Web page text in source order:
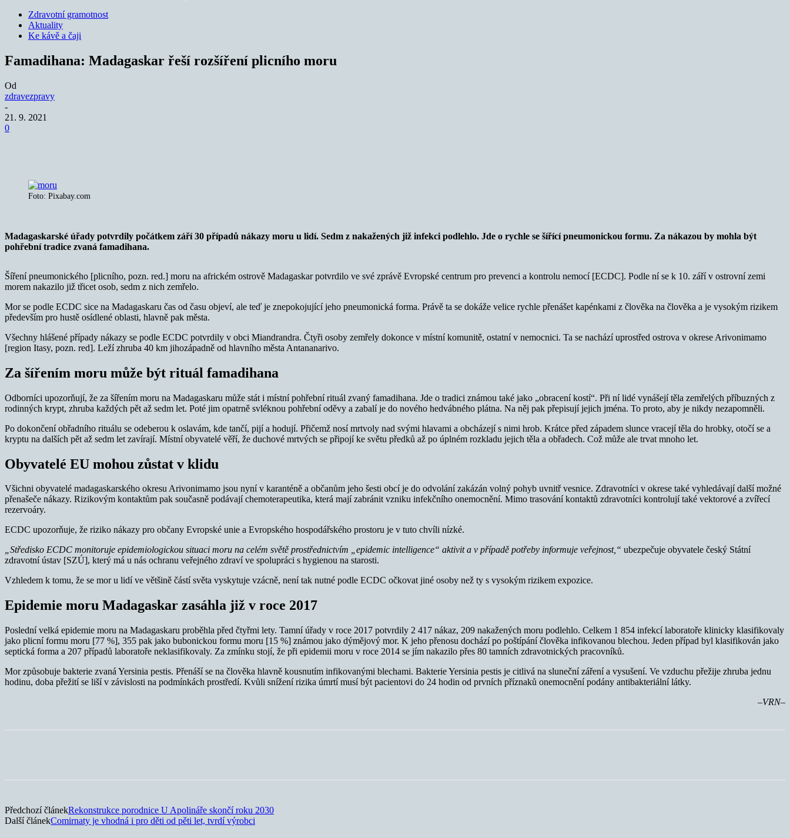
Zdravotní gramotnost
Aktuality
Ke kávě a čaji
Famadihana: Madagaskar řeší rozšíření plicního moru
Od
zdravezpravy
-
21. 9. 2021
0
Foto: Pixabay.com
Madagaskarské úřady potvrdily počátkem září 30 případů nákazy moru u lidí. Sedm z nakažených již infekci podlehlo. Jde o rychle se šířící pneumonickou formu. Za nákazou by mohla být
pohřební tradice zvaná famadihana.
Šíření pneumonického [plicního, pozn. red.] moru na africkém ostrově Madagaskar potvrdilo ve své zprávě Evropské centrum pro prevenci a kontrolu nemocí [ECDC]. Podle ní se k 10. září v ostrovní zemi
morem nakazilo již třicet osob, sedm z nich zemřelo.
Mor se podle ECDC sice na Madagaskaru čas od času objeví, ale teď je znepokojující jeho pneumonická forma. Právě ta se dokáže velice rychle přenášet kapénkami z člověka na člověka a je vysokým rizikem
především pro hustě osídlené oblasti, hlavně pak města.
Všechny hlášené případy nákazy se podle ECDC potvrdily v obci Miandrandra. Čtyři osoby zemřely dokonce v místní komunitě, ostatní v nemocnici. Ta se nachází uprostřed ostrova v okrese Arivonimamo
[region Itasy, pozn. red]. Leží zhruba 40 km jihozápadně od hlavního města Antananarivo.
Za šířením moru může být rituál famadihana
Odborníci upozorňují, že za šířením moru na Madagaskaru může stát i místní pohřební rituál zvaný famadihana. Jde o tradici známou také jako „obracení kostí“. Při ní lidé vynášejí těla zemřelých příbuzných z
rodinných krypt, zhruba každých pět až sedm let. Poté jim opatrně svléknou pohřební oděvy a zabalí je do nového hedvábného plátna. Na něj pak přepisují jejich jména. To proto, aby je nikdy nezapomněli.
Po dokončení obřadního rituálu se odeberou k oslavám, kde tančí, pijí a hodují. Přičemž nosí mrtvoly nad svými hlavami a obcházejí s nimi hrob. Krátce před západem slunce vracejí těla do hrobky, otočí se a
kryptu na dalších pět až sedm let zavírají. Místní obyvatelé věří, že duchové mrtvých se připojí ke světu předků až po úplném rozkladu jejich těla a obřadech. Což může ale trvat mnoho let.
Obyvatelé EU mohou zůstat v klidu
Všichni obyvatelé madagaskarského okresu Arivonimamo jsou nyní v karanténě a občanům jeho šesti obcí je do odvolání zakázán volný pohyb uvnitř vesnice. Zdravotníci v okrese také vyhledávají další možné
přenašeče nákazy. Rizikovým kontaktům pak současně podávají chemoterapeutika, která mají zabránit vzniku infekčního onemocnění. Mimo trasování kontaktů zdravotníci kontrolují také vektorové a zvířecí
rezervoáry.
ECDC upozorňuje, že riziko nákazy pro občany Evropské unie a Evropského hospodářského prostoru je v tuto chvíli nízké.
„Středisko ECDC monitoruje epidemiologickou situaci moru na celém světě prostřednictvím „epidemic intelligence“ aktivit a v případě potřeby informuje veřejnost,“ ubezpečuje obyvatele český Státní
zdravotní ústav [SZÚ], který má u nás ochranu veřejného zdraví ve spolupráci s hygienou na starosti.
Vzhledem k tomu, že se mor u lidí ve většině částí světa vyskytuje vzácně, není tak nutné podle ECDC očkovat jiné osoby než ty s vysokým rizikem expozice.
Epidemie moru Madagaskar zasáhla již v roce 2017
Poslední velká epidemie moru na Madagaskaru proběhla před čtyřmi lety. Tamní úřady v roce 2017 potvrdily 2 417 nákaz, 209 nakažených moru podlehlo. Celkem 1 854 infekcí laboratoře klinicky klasifikovaly
jako plicní formu moru [77 %], 355 pak jako bubonickou formu moru [15 %] známou jako dýmějový mor. K jeho přenosu dochází po poštípání člověka infikovanou blechou. Jeden případ byl klasifikován jako
septická forma a 207 případů laboratoře neklasifikovaly. Za zmínku stojí, že při epidemii moru v roce 2014 se jím nakazilo přes 80 tamních zdravotnických pracovníků.
Mor způsobuje bakterie zvaná Yersinia pestis. Přenáší se na člověka hlavně kousnutím infikovanými blechami. Bakterie Yersinia pestis je citlivá na sluneční záření a vysušení. Ve vzduchu přežije zhruba jednu
hodinu, doba přežití se liší v závislosti na podmínkách prostředí. Kvůli snížení rizika úmrtí musí být pacientovi do 24 hodin od prvních příznaků onemocnění podány antibakteriální látky.
–VRN–
Předchozí článekRekonstrukce porodnice U Apolináře skončí roku 2030
Další článekComirnaty je vhodná i pro děti od pěti let, tvrdí výrobci